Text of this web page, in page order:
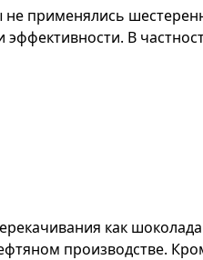
не применялись
эффективности. В
как
производстве.